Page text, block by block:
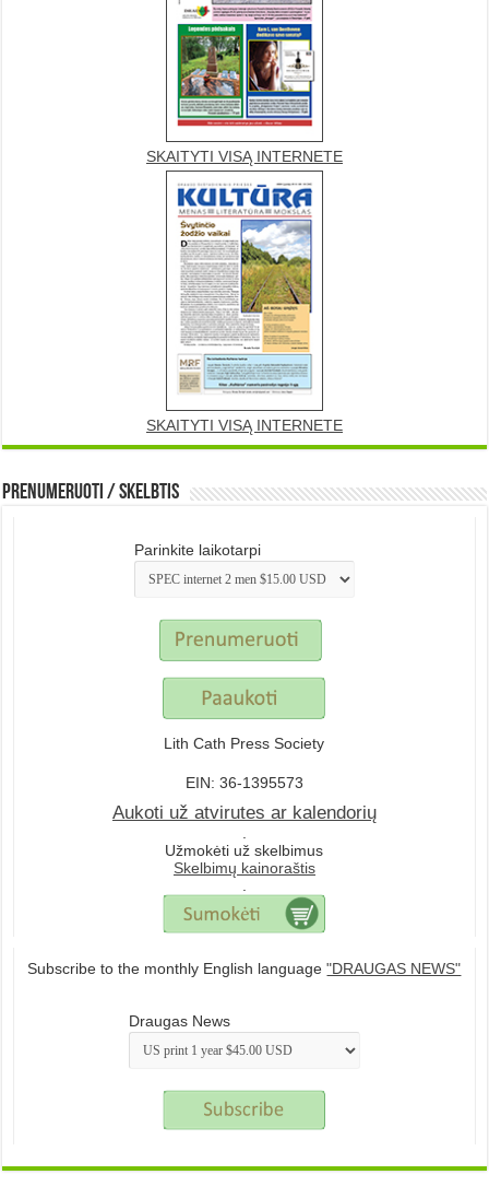
SKAITYTI VISĄ INTERNETE
SKAITYTI VISĄ INTERNETE
Prenumeruoti / Skelbtis
Parinkite laikotarpi
Lith Cath Press Society
EIN: 36-1395573
Aukoti už atvirutes ar kalendorių
Užmokėti už skelbimus
Skelbimų kainoraštis
Subscribe to the monthly English language"DRAUGAS NEWS"
Draugas News